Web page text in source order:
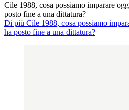
Cile 1988, cosa possiamo imparare
posto fine a una dittatura?
Di più Cile 1988, cosa possiamo
ha posto fine a una dittatura?